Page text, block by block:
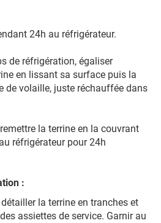
24h au réfrigérateur.
de réfrigération, égaliser
en lissant sa surface puis la
de volaille, juste réchauffée dans
la terrine en la couvrant
réfrigérateur pour 24h
:
la terrine en tranches et
assiettes de service. Garnir au